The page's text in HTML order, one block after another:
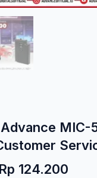
MIC-
Harga
Rp 124.200